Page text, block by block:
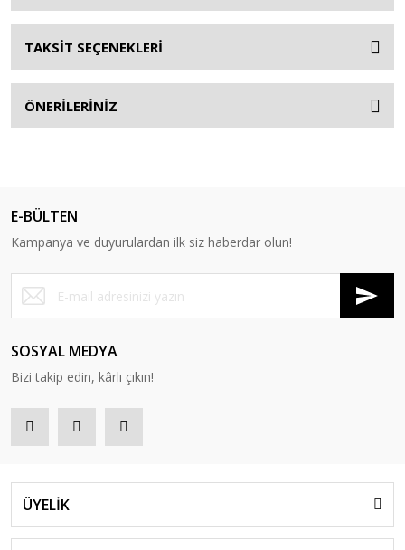
TAKSİT SEÇENEKLERİ
ÖNERİLERİNİZ
E-BÜLTEN
Kampanya ve duyurulardan ilk siz haberdar olun!
SOSYAL MEDYA
Bizi takip edin, kârlı çıkın!
ÜYELİK